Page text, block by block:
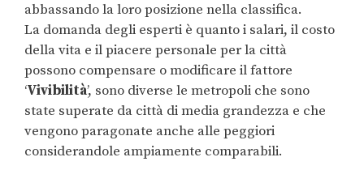
abbassando la loro posizione nella classifica.
La domanda degli esperti è quanto i salari, il costo
della vita e il piacere personale per la città
possono compensare o modificare il fattore
‘Vivibilità’, sono diverse le metropoli che sono
state superate da città di media grandezza e che
vengono paragonate anche alle peggiori
considerandole ampiamente comparabili.